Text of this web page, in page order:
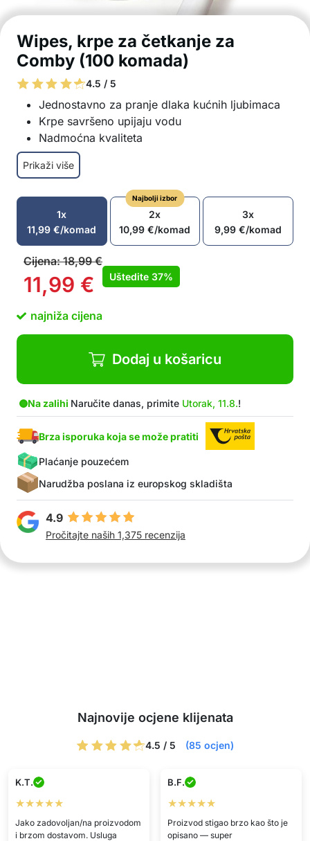
Wipes, krpe za četkanje za
Comby (100 komada)
4.5 / 5
Jednostavno za pranje dlaka kućnih ljubimaca
Krpe savršeno upijaju vodu
Nadmoćna kvaliteta
Jednostavno za korištenje – uklonite silikonski
dio, ulijte vodu kroz otvor, omotajte krpu oko
njega i vratite ga na ručku
U paketu: 100x Comby četkica za brisanje
Prikaži više
1x
11,99€/komad
Najbolji izbor
2x
10,99€/komad
3x
9,99€/komad
Cijena:18,99€
11,99 € Uštedite 37%
najniža cijena
Dodaj u košaricu
Na zalihi Naručite danas, primite Utorak, 11.8.!
Brza isporuka koja se može pratiti
Plaćanje pouzećem
Narudžba poslana iz europskog skladišta
4.9
Pročitajte naših 1,375 recenzija
Najnovije ocjene klijenata
4.5 / 5 (85 ocjen)
K.T.
★★★★★
Jako zadovoljan/na proizvodom
i brzom dostavom. Usluga
B.F.
★★★★★
Proizvod stigao brzo kao što je
opisano — super